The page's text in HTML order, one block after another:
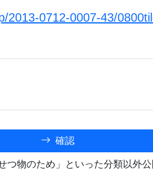
2013-0712-0007-43/
確認
つ物のため」といった分類以外